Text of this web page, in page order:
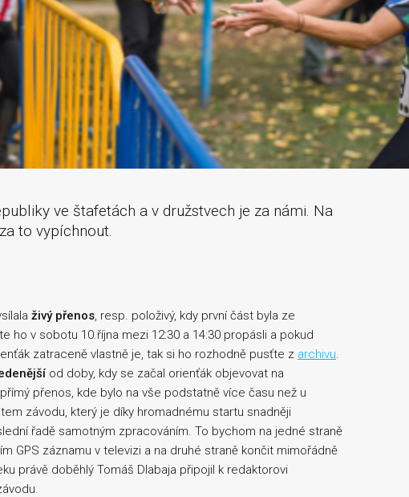
ve štafetách a v družstvech je za námi. Na
to vypíchnout.
živý přenos, resp. položivý, kdy první část byla ze
ho v sobotu 10.října mezi 12:30 a 14:30 propásli a pokud
zatraceně vlastně je, tak si ho rozhodně pusťte z archivu.
od doby, kdy se začal orienťák objevovat na
přenos, kde bylo na vše podstatně více času než u
závodu, který je díky hromadnému startu snadněji
řadě samotným zpracováním. To bychom na jedné straně
GPS záznamu v televizi a na druhé straně končit mimořádně
právě doběhlý Tomáš Dlabaja připojil k redaktorovi